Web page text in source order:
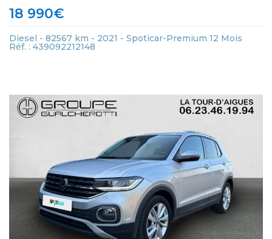
18 990€
Diesel - 82567 km - 2021 - Spoticar-Premium 12 Mois
Réf. : 439092212148